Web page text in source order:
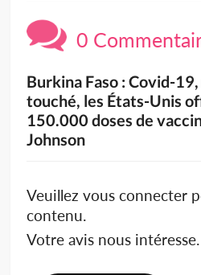
0
Burkina Faso : Covid-
touché, les États-Unis
150.000 doses de
Johnson
Veuillez vous connecter
contenu.
Votre avis nous intéresse.